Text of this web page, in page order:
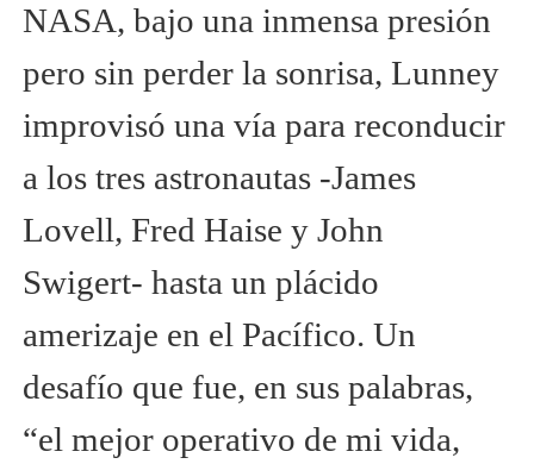
NASA, bajo una inmensa presión
pero sin perder la sonrisa, Lunney
improvisó una vía para reconducir
a los tres astronautas -James
Lovell, Fred Haise y John
Swigert- hasta un plácido
amerizaje en el Pacífico. Un
desafío que fue, en sus palabras,
“el mejor operativo de mi vida,